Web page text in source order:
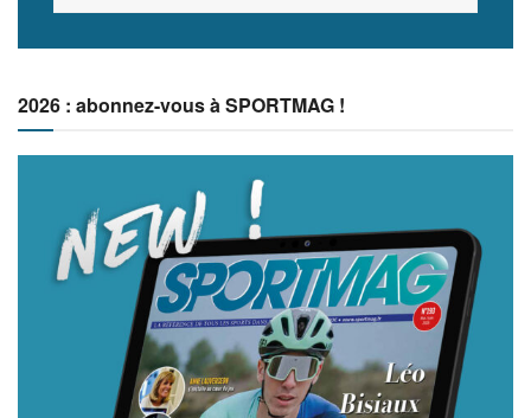
2026 : abonnez-vous à SPORTMAG !